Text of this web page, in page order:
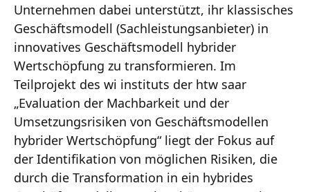
Unternehmen dabei unterstützt, ihr klassisches
Geschäftsmodell (Sachleistungsanbieter) in
innovatives Geschäftsmodell hybrider
Wertschöpfung zu transformieren. Im
Teilprojekt des wi instituts der htw saar
„Evaluation der Machbarkeit und der
Umsetzungsrisiken von Geschäftsmodellen
hybrider Wertschöpfung“ liegt der Fokus auf
der Identifikation von möglichen Risiken, die
durch die Transformation in ein hybrides